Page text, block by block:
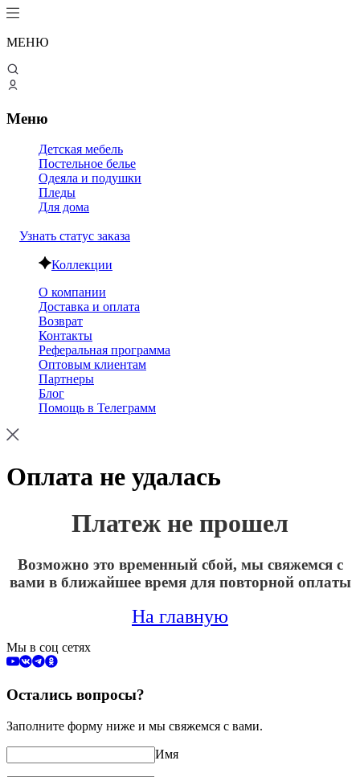
МЕНЮ
Меню
Детская мебель
Постельное белье
Одеяла и подушки
Пледы
Для дома
Узнать статус заказа
Коллекции
О компании
Доставка и оплата
Возврат
Контакты
Реферальная программа
Оптовым клиентам
Партнеры
Блог
Помощь в Телеграмм
Оплата не удалась
Платеж не прошел
Возможно это временный сбой, мы свяжемся с
вами в ближайшее время для повторной оплаты
На главную
Мы в соц сетях
Остались вопросы?
Заполните форму ниже и мы свяжемся с вами.
Имя